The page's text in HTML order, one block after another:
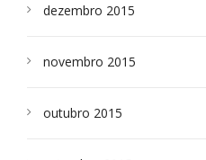
dezembro 2015
novembro 2015
outubro 2015